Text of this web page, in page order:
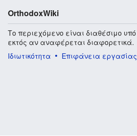
OrthodoxWiki
Το περιεχόμενο είναι διαθέσιμο υπό
εκτός αν αναφέρεται διαφορετικά.
Ιδιωτικότητα
Επιφάνεια εργασίας